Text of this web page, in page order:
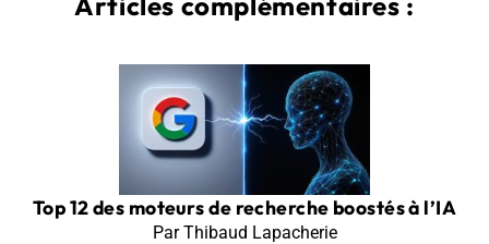
Top 12 des moteurs de recherche boostés à l’IA
Par Thibaud Lapacherie